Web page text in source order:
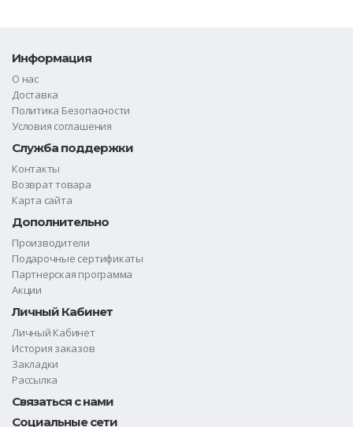
Информация
О нас
Доставка
Политика Безопасности
Условия соглашения
Служба поддержки
Контакты
Возврат товара
Карта сайта
Дополнительно
Производители
Подарочные сертификаты
Партнерская программа
Акции
Личный Кабинет
Личный Кабинет
История заказов
Закладки
Рассылка
Связаться с нами
Социальные сети